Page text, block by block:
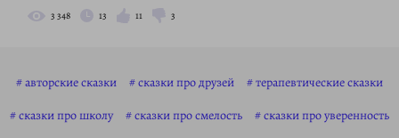
3 348 13 11 3
авторские сказки сказки про друзей
терапевтические сказки
сказки про школу
сказки про смелость
сказки про уверенность